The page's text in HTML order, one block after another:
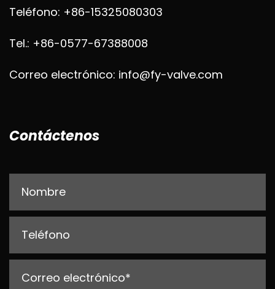
Teléfono: +86-15325080303
Tel.: +86-0577-67388008
Correo electrónico: info@fy-valve.com
Contáctenos